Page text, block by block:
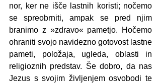
nor, ker ne išče lastnih koristi; nočemo
se spreobrniti, ampak se pred njim
branimo z »zdravo« pametjo. Hočemo
ohraniti svojo navidezno gotovost lastne
pameti, položaja, ugleda, oblasti in
religioznih predstav. Še dobro, da nas
Jezus s svojim življenjem osvobodi te